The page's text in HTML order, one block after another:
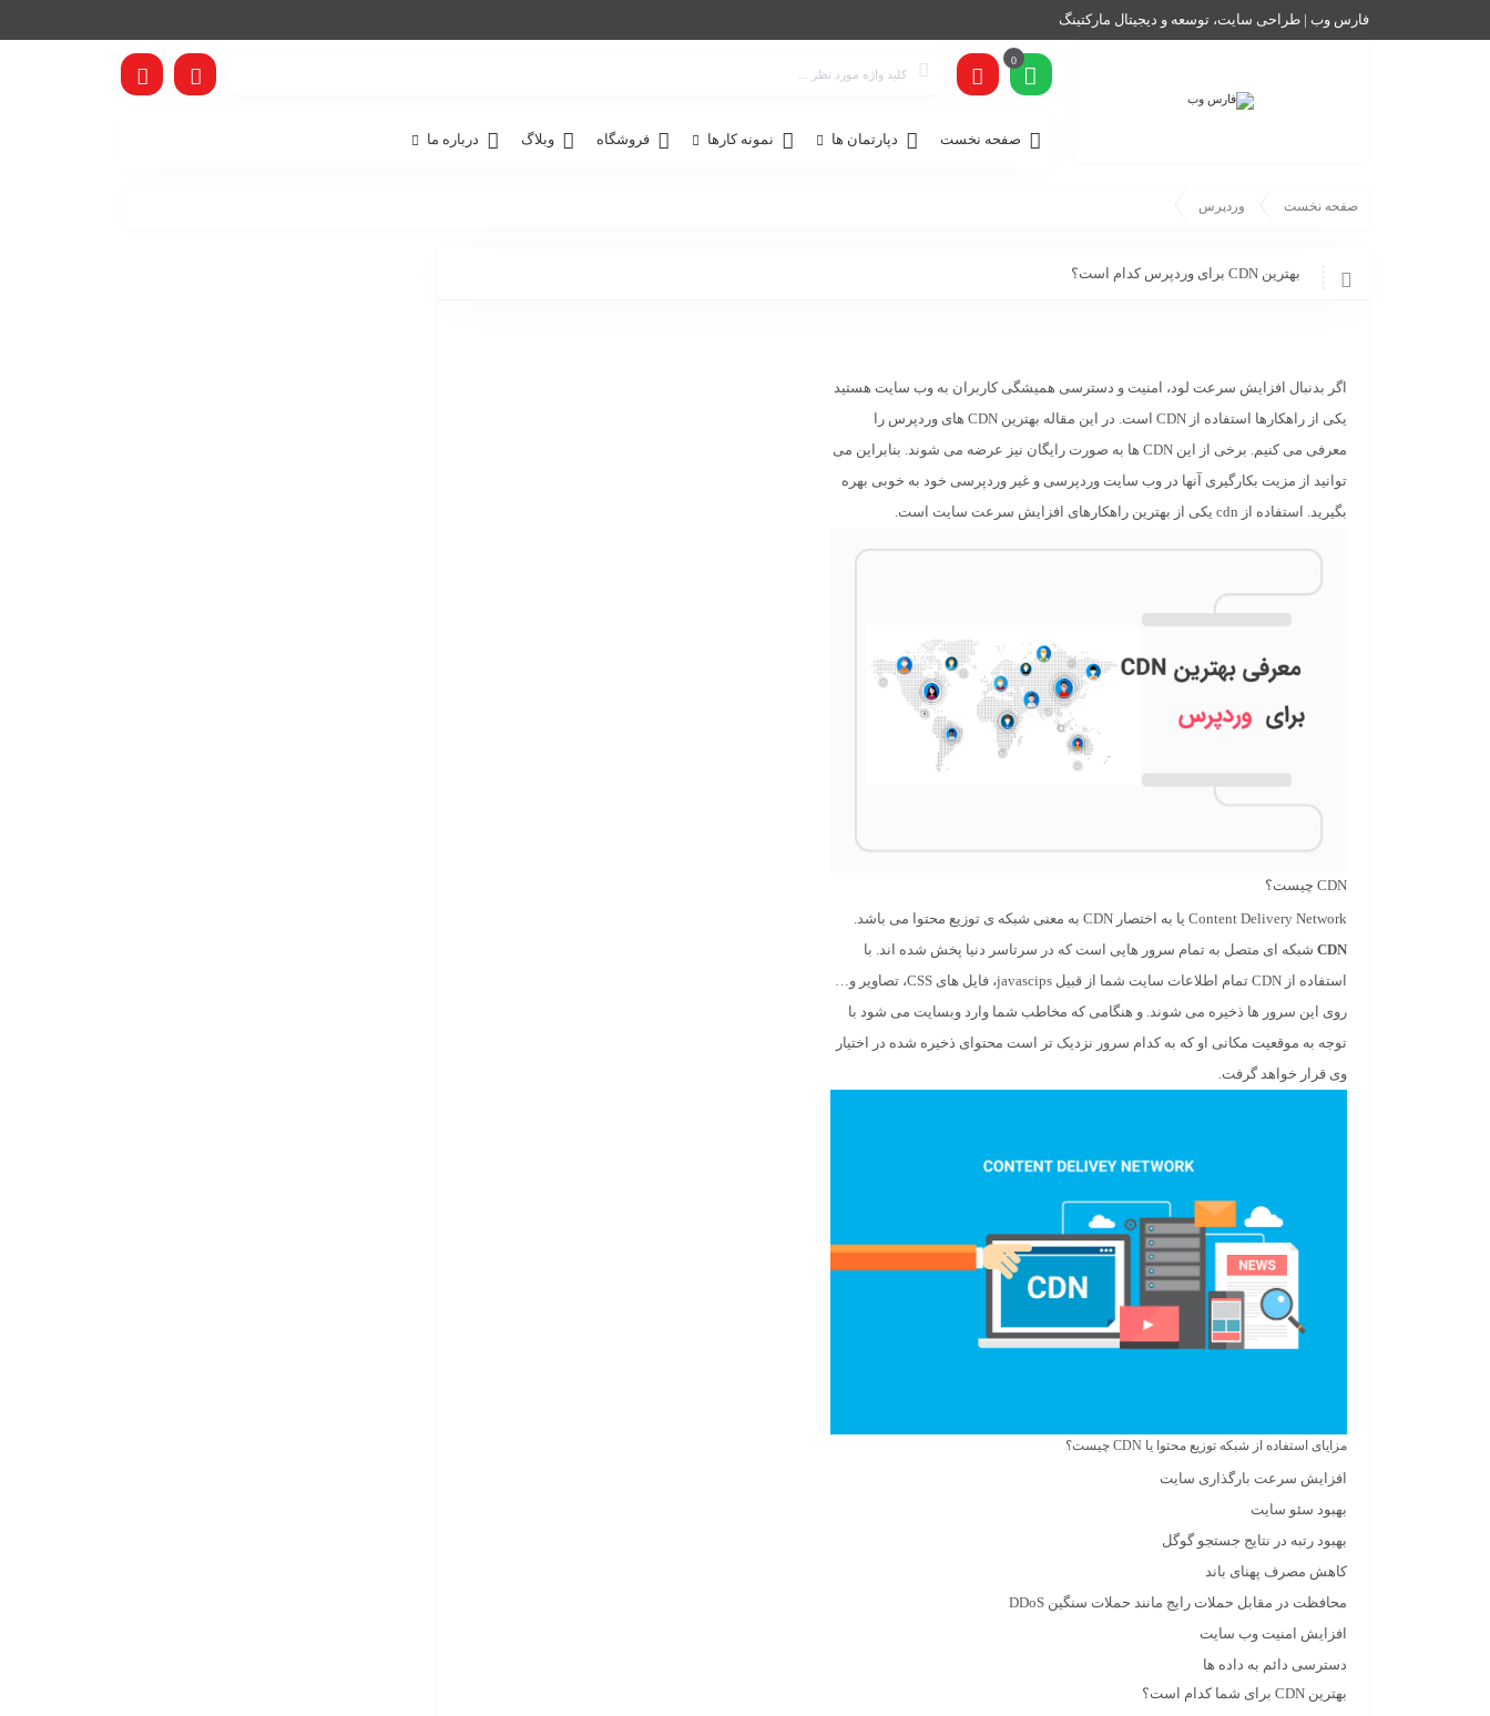
فارس وب | طراحی سایت، توسعه و دیجیتال مارکتینگ
0
صفحه نخست دپارتمان ها نمونه کارها فروشگاه وبلاگ درباره ما
صفحه نخست وردپرس
بهترین CDN برای وردپرس کدام است؟
اگر بدنبال افزایش سرعت لود، امنیت و دسترسی همیشگی کاربران به وب سایت هستید
یکی از راهکارها استفاده از CDN است. در این مقاله
بهترین CDN های وردپرس
را
معرفی می کنیم. برخی از این CDN ها به صورت رایگان نیز عرضه می شوند. بنابراین می
توانید از مزیت بکارگیری آنها در وب سایت وردپرسی و غیر وردپرسی خود به خوبی بهره
بگیرید. استفاده از cdn یکی از بهترین راهکارهای افزایش سرعت سایت است.
CDN چیست؟
Content Delivery Network یا به اختصار CDN به معنی شبکه ی توزیع محتوا می باشد.
CDN شبکه ای متصل به تمام سرور هایی است که در سرتاسر دنیا پخش شده اند. با
استفاده از CDN
تمام اطلاعات سایت شما از قبیل javascips، فایل های CSS، تصاویر و…
روی این سرور ها ذخیره می شوند. و هنگامی که مخاطب شما وارد وبسایت می شود با
توجه به موقعیت مکانی او که به کدام سرور نزدیک تر است محتوای ذخیره شده در اختیار
وی قرار خواهد گرفت.
مزایای استفاده از شبکه توزیع محتوا یا CDN چیست؟
افزایش سرعت بارگذاری سایت
بهبود سئو سایت
بهبود رتبه در نتایج جستجو گوگل
کاهش مصرف پهنای باند
محافظت در مقابل حملات رایج مانند حملات سنگین DDoS
افزایش امنیت وب سایت
دسترسی دائم به داده ها
بهترین CDN برای شما کدام است؟